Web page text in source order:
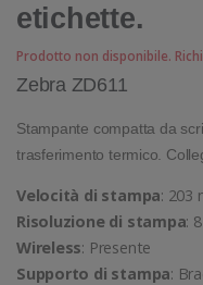
etichette.
Prodotto non disponibile.
Zebra ZD611
Stampante compatta da
trasferimento termico.
Velocità di stampa: 203
Risoluzione di stampa:
Wireless: Presente
Supporto di stampa: